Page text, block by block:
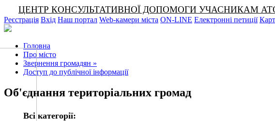
ЦЕНТР КОНСУЛЬТАТИВНОЇ ДОПОМОГИ УЧАСНИКАМ АТО ТА
Реєстрація Вхід Наш портал Web-камери міста ON-LINE Електронні петиції
Головна
Про місто
Звернення громадян »
Доступ до публічної інформації
Об'єднання територіальних громад
Всі категорії: